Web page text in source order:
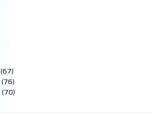
(67)
(76)
(70)